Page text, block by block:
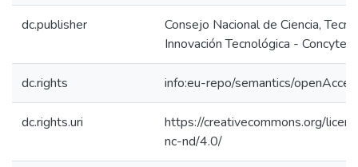
dc.publisher
Consejo Nacional de Ciencia,
Innovación Tecnológica - Concytec
dc.rights info:eu-repo/semantics/
dc.rights.uri
https://creativecommons.org/
nc-nd/4.0/